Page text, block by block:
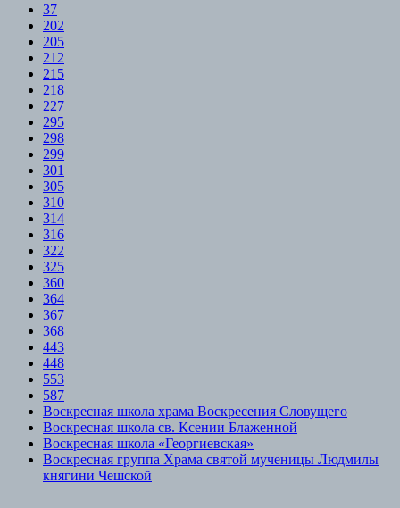
37
202
205
212
215
218
227
295
298
299
301
305
310
314
316
322
325
360
364
367
368
443
448
553
587
Воскресная школа храма Воскресения Словущего
Воскресная школа св. Ксении Блаженной
Воскресная школа «Георгиевская»
Воскресная группа Храма святой мученицы Людмилы
княгини Чешской